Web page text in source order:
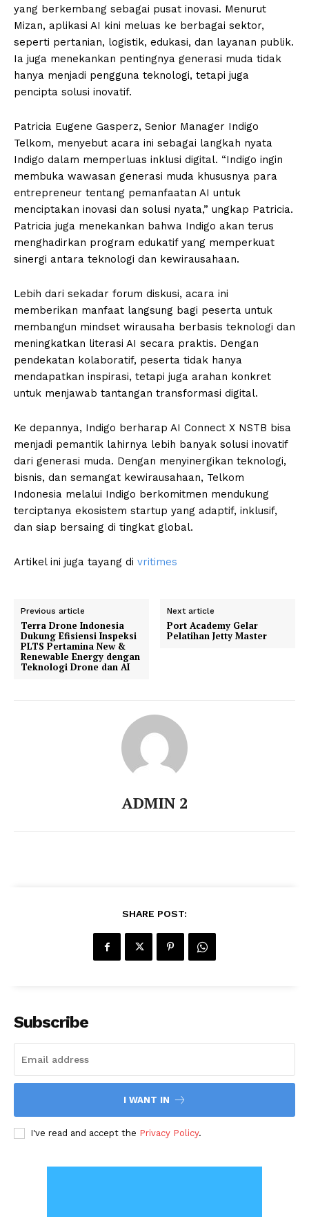
yang berkembang sebagai pusat inovasi. Menurut
Mizan, aplikasi AI kini meluas ke berbagai sektor,
seperti pertanian, logistik, edukasi, dan layanan publik.
Ia juga menekankan pentingnya generasi muda tidak
hanya menjadi pengguna teknologi, tetapi juga
pencipta solusi inovatif.
Patricia Eugene Gasperz, Senior Manager Indigo
Telkom, menyebut acara ini sebagai langkah nyata
Indigo dalam memperluas inklusi digital. “Indigo ingin
membuka wawasan generasi muda khususnya para
entrepreneur tentang pemanfaatan AI untuk
menciptakan inovasi dan solusi nyata,” ungkap Patricia.
Patricia juga menekankan bahwa Indigo akan terus
menghadirkan program edukatif yang memperkuat
sinergi antara teknologi dan kewirausahaan.
Lebih dari sekadar forum diskusi, acara ini
memberikan manfaat langsung bagi peserta untuk
membangun mindset wirausaha berbasis teknologi dan
meningkatkan literasi AI secara praktis. Dengan
pendekatan kolaboratif, peserta tidak hanya
mendapatkan inspirasi, tetapi juga arahan konkret
untuk menjawab tantangan transformasi digital.
Ke depannya, Indigo berharap AI Connect X NSTB bisa
menjadi pemantik lahirnya lebih banyak solusi inovatif
dari generasi muda. Dengan menyinergikan teknologi,
bisnis, dan semangat kewirausahaan, Telkom
Indonesia melalui Indigo berkomitmen mendukung
terciptanya ekosistem startup yang adaptif, inklusif,
dan siap bersaing di tingkat global.
Artikel ini juga tayang di vritimes
Previous article
Terra Drone Indonesia
Dukung Efisiensi Inspeksi
PLTS Pertamina New &
Renewable Energy dengan
Teknologi Drone dan AI
Next article
Port Academy Gelar
Pelatihan Jetty Master
ADMIN 2
SHARE POST:
Subscribe
I WANT IN
I've read and accept the Privacy Policy.